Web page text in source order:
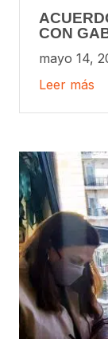
CON
mayo 14,
Leer más